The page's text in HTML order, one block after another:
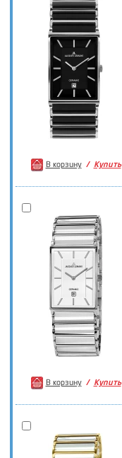
В корзину Купить
В корзину Купить